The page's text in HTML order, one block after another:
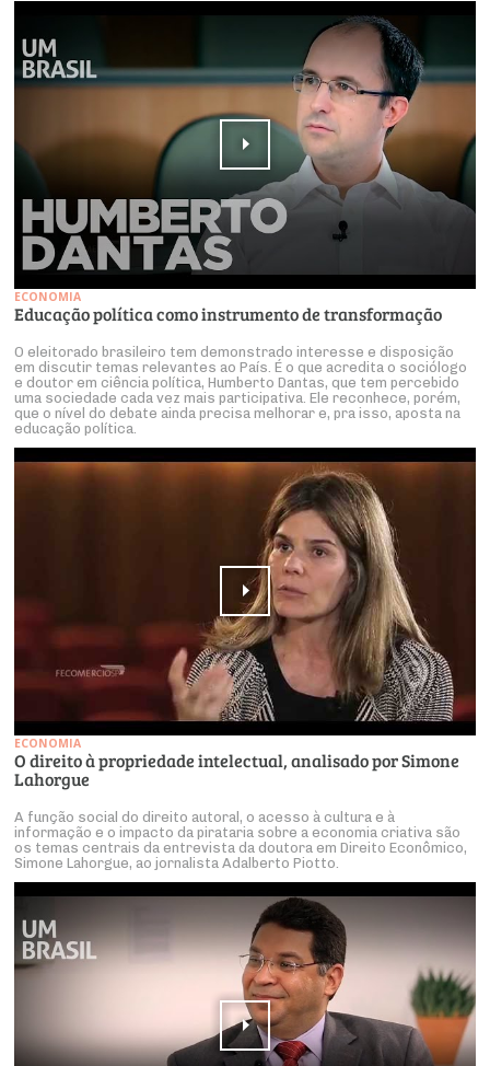
ECONOMIA
Educação política como instrumento de transformação
O eleitorado brasileiro tem demonstrado interesse e disposição
em discutir temas relevantes ao País. É o que acredita o sociólogo
e doutor em ciência política, Humberto Dantas, que tem percebido
uma sociedade cada vez mais participativa. Ele reconhece, porém,
que o nível do debate ainda precisa melhorar e, pra isso, aposta na
educação política.
ECONOMIA
O direito à propriedade intelectual, analisado por Simone
Lahorgue
A função social do direito autoral, o acesso à cultura e à
informação e o impacto da pirataria sobre a economia criativa são
os temas centrais da entrevista da doutora em Direito Econômico,
Simone Lahorgue, ao jornalista Adalberto Piotto.